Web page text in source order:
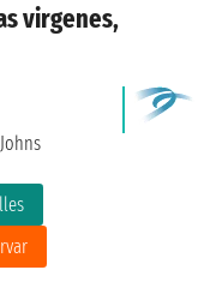
virgenes,